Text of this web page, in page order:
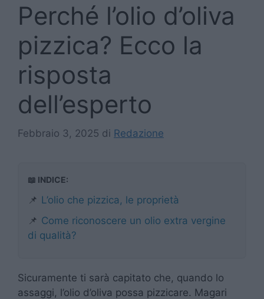
Perché l’olio d’oliva
pizzica? Ecco la
risposta
dell’esperto
Febbraio 3, 2025 di Redazione
📖 INDICE:
📌 L’olio che pizzica, le proprietà
📌 Come riconoscere un olio extra vergine
di qualità?
Sicuramente ti sarà capitato che, quando lo
assaggi, l’olio d’oliva possa pizzicare. Magari